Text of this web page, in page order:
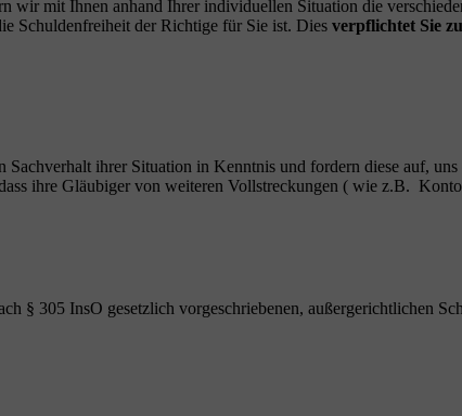
wir mit Ihnen anhand Ihrer individuellen Situation die
Schuldenfreiheit der Richtige für Sie ist. Dies verpflichtet Sie
ihrer Situation in Kenntnis und fordern diese auf,
ihre Gläubiger von weiteren Vollstreckungen ( wie z.B.
§ 305 InsO gesetzlich vorgeschriebenen, außergerichtlichen